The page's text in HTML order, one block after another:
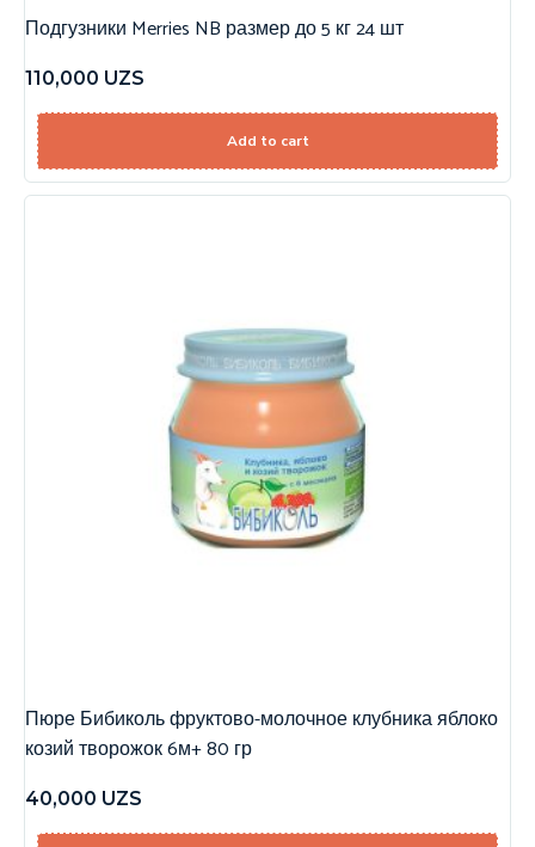
Подгузники Merries NB размер до 5 кг 24 шт
110,000 UZS
Add to cart
Пюре Бибиколь фруктово-молочное клубника яблоко
козий творожок 6м+ 80 гр
40,000 UZS